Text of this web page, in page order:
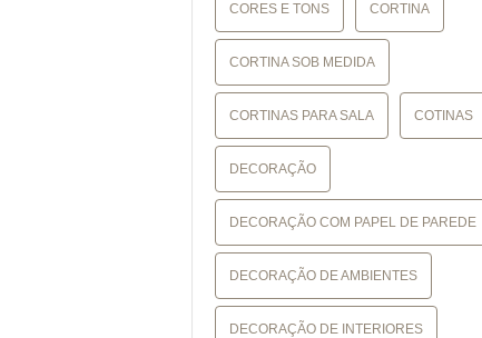
CORES E TONS CORTINA
CORTINA SOB MEDIDA
CORTINAS PARA SALA COTINAS
DECORAÇÃO
DECORAÇÃO COM PAPEL DE PAREDE
DECORAÇÃO DE AMBIENTES
DECORAÇÃO DE INTERIORES